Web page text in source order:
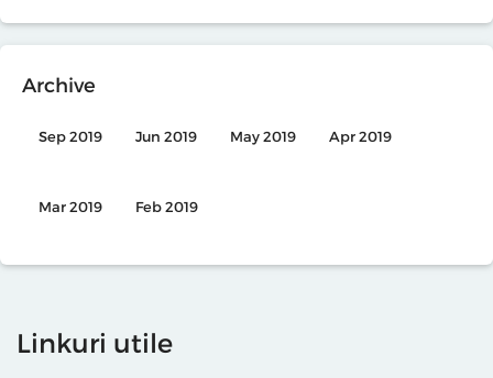
Archive
Sep 2019 Jun 2019 May 2019 Apr 2019
Mar 2019 Feb 2019
Linkuri utile